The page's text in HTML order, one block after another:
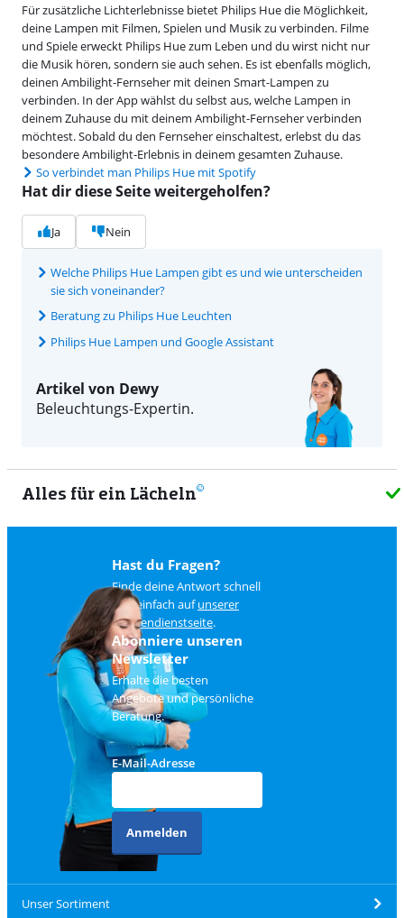
Für zusätzliche Lichterlebnisse bietet Philips Hue die Möglichkeit,
deine Lampen mit Filmen, Spielen und Musik zu verbinden. Filme
und Spiele erweckt Philips Hue zum Leben und du wirst nicht nur
die Musik hören, sondern sie auch sehen. Es ist ebenfalls möglich,
deinen Ambilight-Fernseher mit deinen Smart-Lampen zu
verbinden. In der App wählst du selbst aus, welche Lampen in
deinem Zuhause du mit deinem Ambilight-Fernseher verbinden
möchtest. Sobald du den Fernseher einschaltest, erlebst du das
besondere Ambilight-Erlebnis in deinem gesamten Zuhause.
So verbindet man Philips Hue mit Spotify
Hat dir diese Seite weitergeholfen?
Ja Nein
Welche Philips Hue Lampen gibt es und wie unterscheiden
sie sich voneinander?
Beratung zu Philips Hue Leuchten
Philips Hue Lampen und Google Assistant
Artikel von Dewy
Beleuchtungs-Expertin.
Alles für ein Lächeln 9
Hast du Fragen?
Finde deine Antwort schnell
und einfach aufunserer
Kundendienstseite.
Abonniere unseren
Newsletter
Erhalte die besten
Angebote und persönliche
Beratung.
E-Mail-Adresse
Anmelden
Unser Sortiment